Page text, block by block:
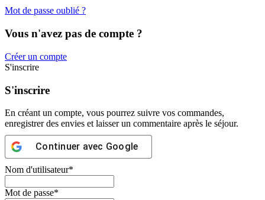
Mot de passe oublié ?
Vous n'avez pas de compte ?
Créer un compte
S'inscrire
S'inscrire
En créant un compte, vous pourrez suivre vos commandes,
enregistrer des envies et laisser un commentaire après le séjour.
Continuer avec Google
Nom d'utilisateur*
Mot de passe*